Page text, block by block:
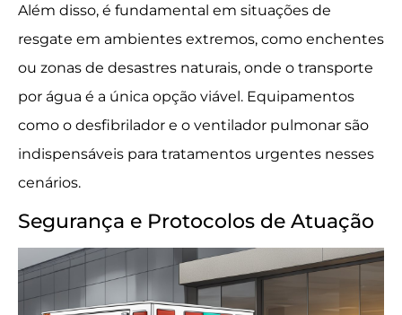
Além disso, é fundamental em situações de
resgate em ambientes extremos, como enchentes
ou zonas de desastres naturais, onde o transporte
por água é a única opção viável. Equipamentos
como o desfibrilador e o ventilador pulmonar são
indispensáveis para tratamentos urgentes nesses
cenários.
Segurança e Protocolos de Atuação